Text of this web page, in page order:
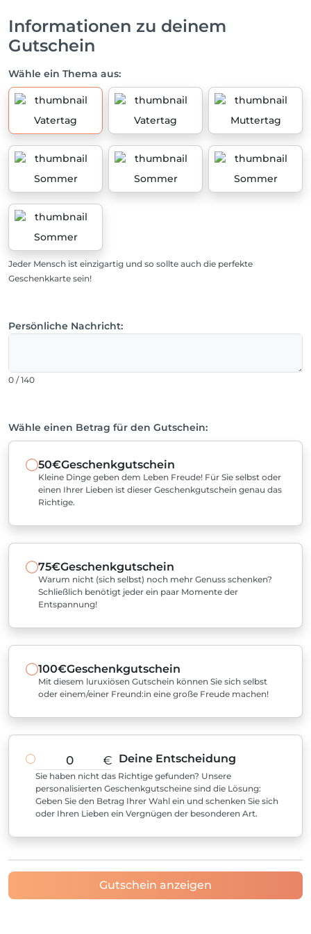
Informationen zu deinem
Gutschein
Wähle ein Thema aus:
Vatertag Vatertag Muttertag
Sommer Sommer Sommer
Sommer
Jeder Mensch ist einzigartig und so sollte auch die perfekte
Geschenkkarte sein!
Persönliche Nachricht:
0 / 140
Wähle einen Betrag für den Gutschein:
50€Geschenkgutschein
Kleine Dinge geben dem Leben Freude! Für Sie selbst oder
einen Ihrer Lieben ist dieser Geschenkgutschein genau das
Richtige.
75€Geschenkgutschein
Warum nicht (sich selbst) noch mehr Genuss schenken?
Schließlich benötigt jeder ein paar Momente der
Entspannung!
100€Geschenkgutschein
Mit diesem luruxiösen Gutschein können Sie sich selbst
oder einem/einer Freund:in eine große Freude machen!
€ Deine Entscheidung
Sie haben nicht das Richtige gefunden? Unsere
personalisierten Geschenkgutscheine sind die Lösung:
Geben Sie den Betrag Ihrer Wahl ein und schenken Sie sich
oder Ihren Lieben ein Vergnügen der besonderen Art.
Gutschein anzeigen